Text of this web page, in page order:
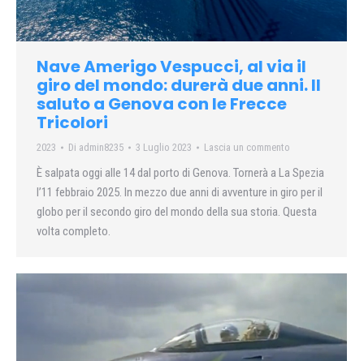
Nave Amerigo Vespucci, al via il
giro del mondo: durerà due anni. Il
saluto a Genova con le Frecce
Tricolori
2023 Di admin8235 3 Luglio 2023 Lascia un commento
È salpata oggi alle 14 dal porto di Genova. Tornerà a La Spezia
l’11 febbraio 2025. In mezzo due anni di avventure in giro per il
globo per il secondo giro del mondo della sua storia. Questa
volta completo.